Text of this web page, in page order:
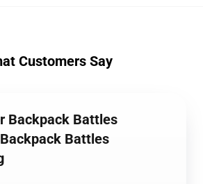
Customers Say
Backpack Battles
Battles